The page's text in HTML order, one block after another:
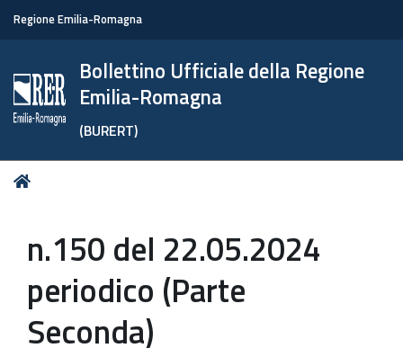
Regione Emilia-Romagna
Bollettino Ufficiale della Regione
Emilia-Romagna
(BURERT)
Tu
n.150 del 22.05.2024
periodico (Parte
Seconda)